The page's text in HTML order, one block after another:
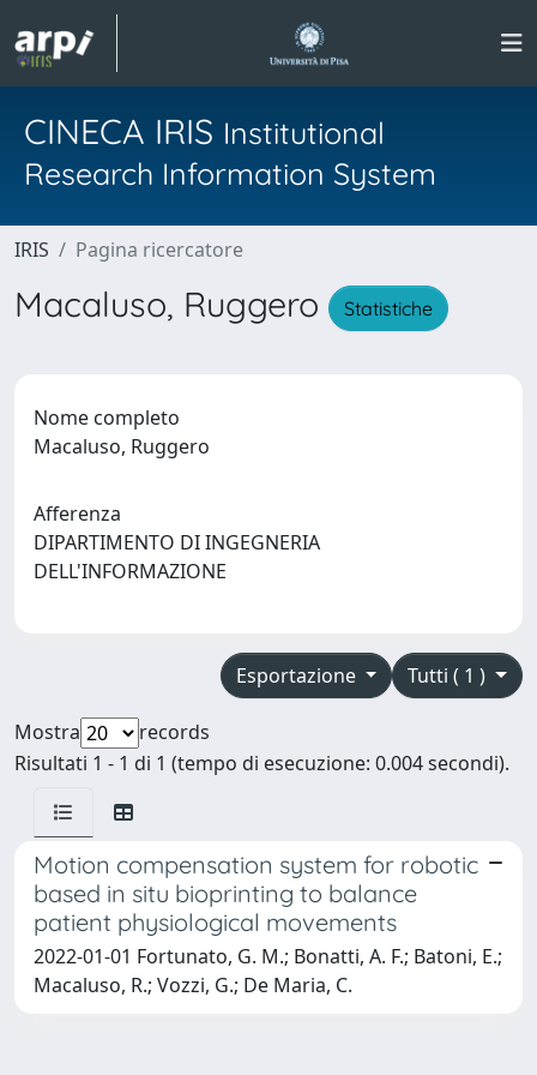
CINECA IRIS Institutional
Research Information System
IRIS Pagina ricercatore
Macaluso, Ruggero Statistiche
Nome completo
Macaluso, Ruggero
Afferenza
DIPARTIMENTO DI INGEGNERIA
DELL'INFORMAZIONE
Tutti ( 1 )
Esportazione
Mostra
records
Risultati 1 - 1 di 1 (tempo di esecuzione: 0.004 secondi).
Motion compensation system for robotic
based in situ bioprinting to balance
patient physiological movements
2022-01-01 Fortunato, G. M.; Bonatti, A. F.; Batoni, E.;
Macaluso, R.; Vozzi, G.; De Maria, C.